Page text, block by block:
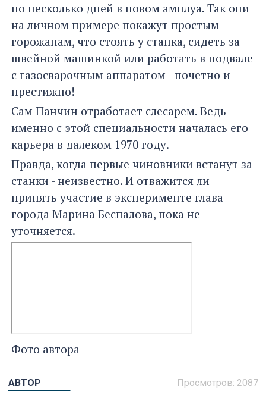
по несколько дней в новом амплуа. Так они
на личном примере покажут простым
горожанам, что стоять у станка, сидеть за
швейной машинкой или работать в подвале
с газосварочным аппаратом - почетно и
престижно!
Сам Панчин отработает слесарем. Ведь
именно с этой специальности началась его
карьера в далеком 1970 году.
Правда, когда первые чиновники встанут за
станки - неизвестно. И отважится ли
принять участие в эксперименте глава
города Марина Беспалова, пока не
уточняется.
Фото автора
Просмотров: 2087
АВТОР